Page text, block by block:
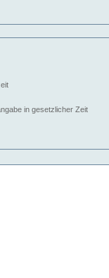
in gesetzlicher Zeit